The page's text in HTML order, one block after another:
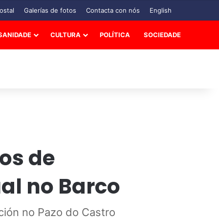
Galerías de fotos Contacta con nós English
CULTURA POLÍTICA SOCIEDADE
de
no Barco
no Pazo do Castro